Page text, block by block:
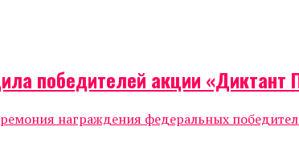
победителей акции «Диктант
награждения федеральных